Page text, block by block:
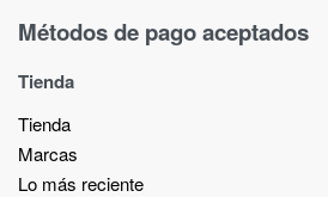
Métodos de pago aceptados
Tienda
Tienda
Marcas
Lo más reciente​